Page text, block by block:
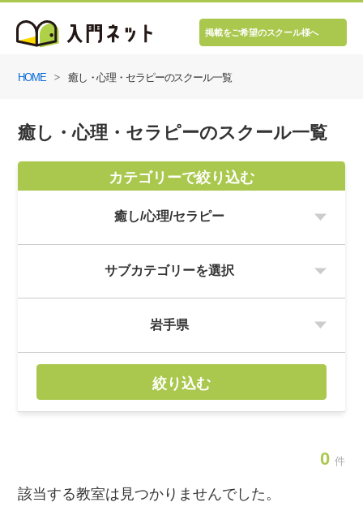
掲載をご希望のスクール様へ
HOME 癒し・心理・セラピーのスクール一覧
癒し・心理・セラピーのスクール一覧
カテゴリーで絞り込む
絞り込む
0 件
該当する教室は見つかりませんでした。